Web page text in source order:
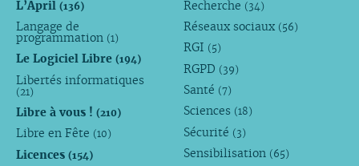
L’April (136)
Langage de
programmation (1)
Le Logiciel Libre (194)
Libertés informatiques
(21)
Libre à vous ! (210)
Libre en Fête (10)
Licences (154)
Recherche (34)
Réseaux sociaux (56)
RGI (5)
RGPD (39)
Santé (7)
Sciences (18)
Sécurité (3)
Sensibilisation (65)